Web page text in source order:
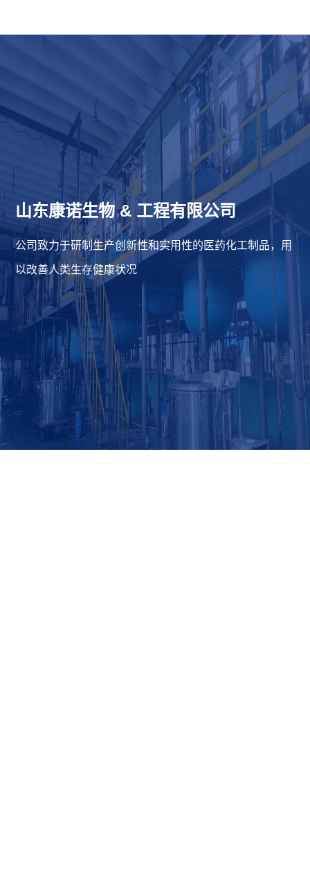
山东康诺生物&工程有限公司
公司致力于研制生产创新性和实用性的医药化工制品，用
以改善人类生存健康状况